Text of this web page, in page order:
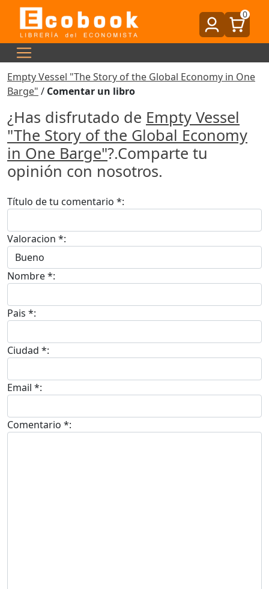
0
Empty Vessel "The Story of the Global Economy in One
Barge" / Comentar un libro
¿Has disfrutado de Empty Vessel
"The Story of the Global Economy
in One Barge"?.Comparte tu
opinión con nosotros.
Título de tu comentario *:
Valoracion *:
Nombre *:
Pais *:
Ciudad *:
Email *:
Comentario *: